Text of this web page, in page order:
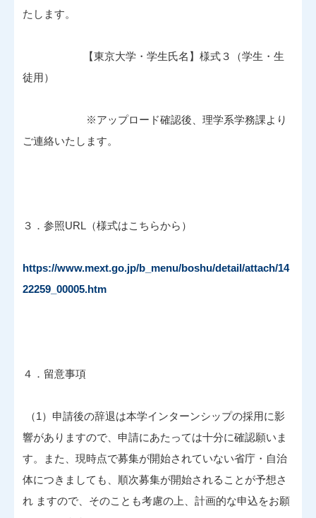
たします。
【東京大学・学生氏名】様式３（学生・生
徒用）
※アップロード確認後、理学系学務課より
ご連絡いたします。
３．参照URL（様式はこちらから）
https://www.mext.go.jp/b_menu/boshu/detail/attach/14
22259_00005.htm
４．留意事項
（1）申請後の辞退は本学インターンシップの採用に影
響がありますので、申請にあたっては十分に確認願いま
す。また、現時点で募集が開始されていない省庁・自治
体につきましても、順次募集が開始されることが予想さ
れ ますので、そのことも考慮の上、計画的な申込をお願